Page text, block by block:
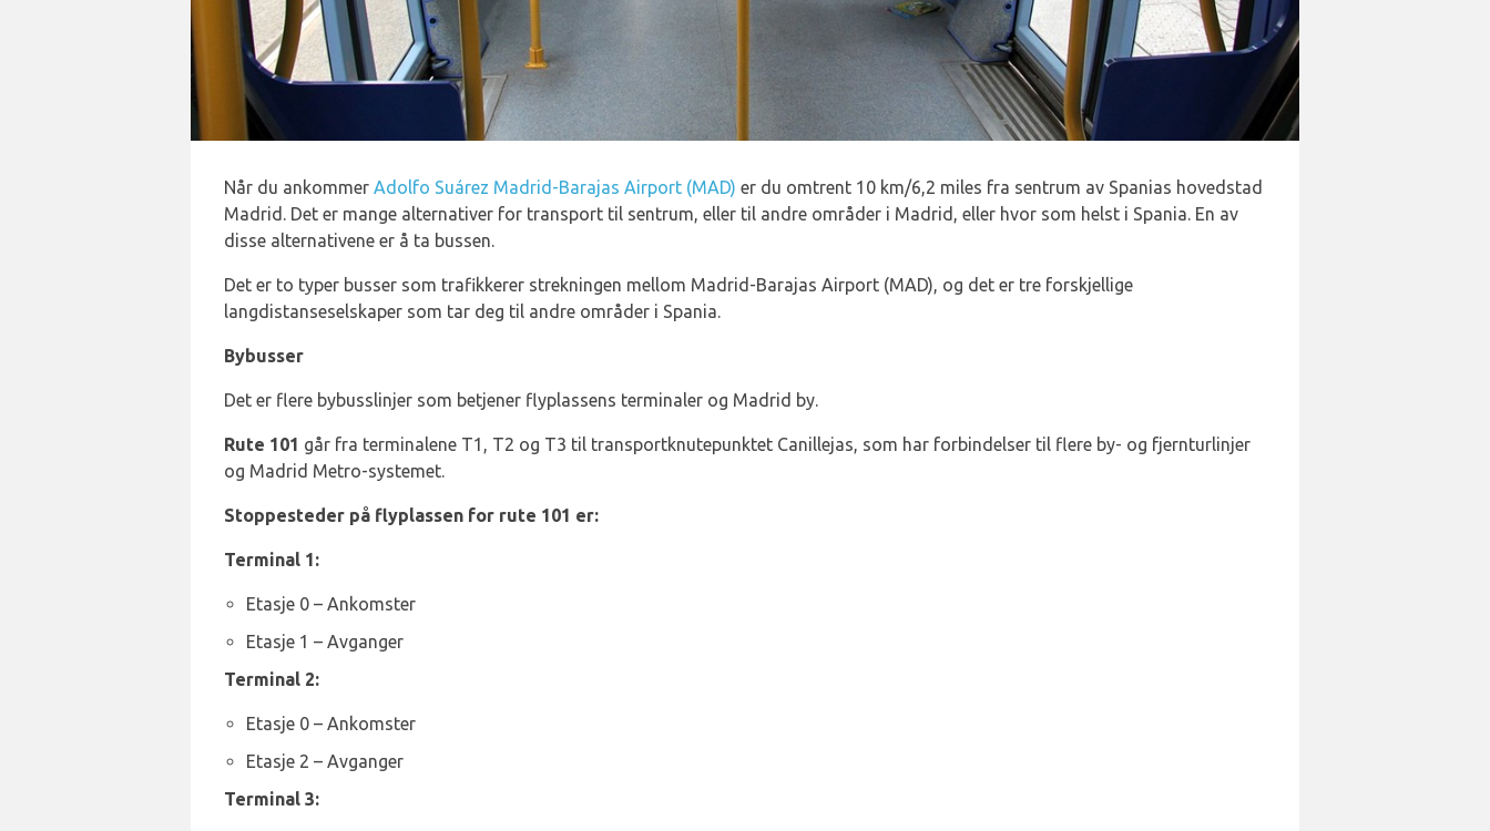
Når du ankommer Adolfo Suárez Madrid-Barajas Airport (MAD) er du omtrent 10 km/6,2 miles fra sentrum av Spanias hovedstad
Madrid. Det er mange alternativer for transport til sentrum, eller til andre områder i Madrid, eller hvor som helst i Spania. En av
disse alternativene er å ta bussen.
Det er to typer busser som trafikkerer strekningen mellom Madrid-Barajas Airport (MAD), og det er tre forskjellige
langdistanseselskaper som tar deg til andre områder i Spania.
Bybusser
Det er flere bybusslinjer som betjener flyplassens terminaler og Madrid by.
Rute 101 går fra terminalene T1, T2 og T3 til transportknutepunktet Canillejas, som har forbindelser til flere by- og fjernturlinjer
og Madrid Metro-systemet.
Stoppesteder på flyplassen for rute 101 er:
Terminal 1:
Etasje 0 – Ankomster
Etasje 1 – Avganger
Terminal 2:
Etasje 0 – Ankomster
Etasje 2 – Avganger
Terminal 3: